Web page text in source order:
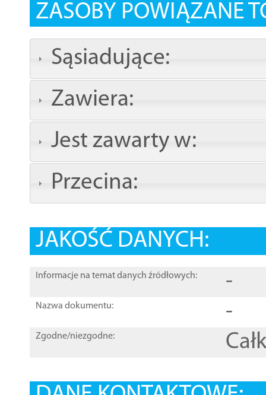
ZASOBY POWIĄZANE
Sąsiadujące:
Zawiera:
Jest zawarty w:
Przecina:
JAKOŚĆ DANYCH:
Informacje na temat danych źródłowych: -
Nazwa dokumentu: -
Zgodne/niezgodne: